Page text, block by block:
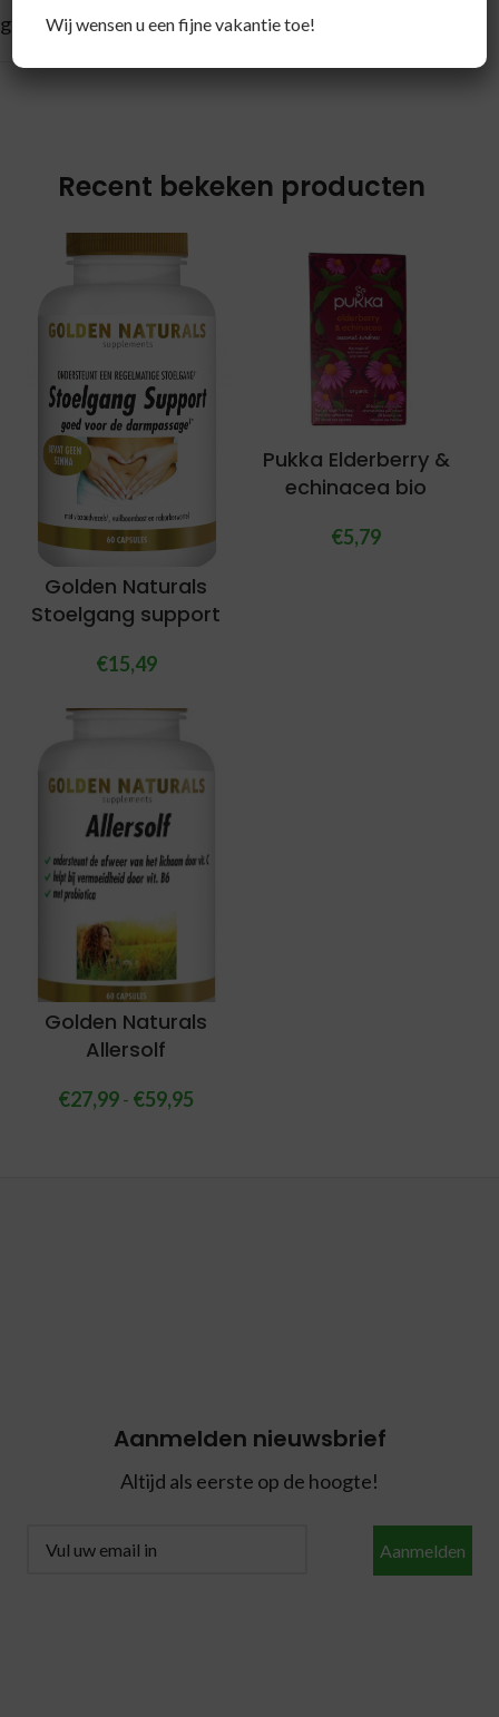
gevarieerde voeding.
Recent bekeken producten
Golden Naturals
Stoelgang support
€15,49
Pukka Elderberry &
echinacea bio
€5,79
Golden Naturals
Allersolf
€27,99- €59,95
Aanmelden nieuwsbrief
Altijd als eerste op de hoogte!
Aanmelden
Wij wensen u een fijne vakantie toe!